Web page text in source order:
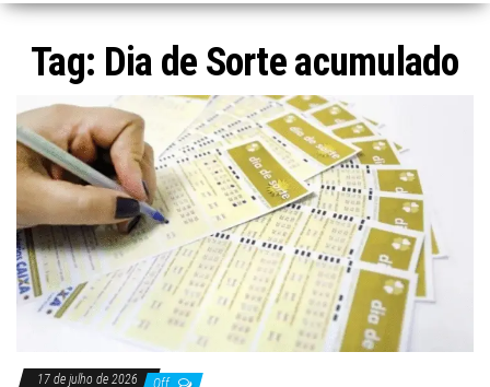
Tag: Dia de Sorte acumulado
17 de julho de 2026